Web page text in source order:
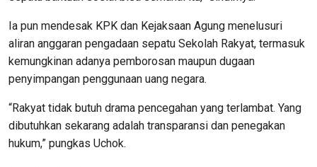
Ia pun mendesak KPK dan Kejaksaan Agung menelusuri
aliran anggaran pengadaan sepatu Sekolah Rakyat, termasuk
kemungkinan adanya pemborosan maupun dugaan
penyimpangan penggunaan uang negara.
“Rakyat tidak butuh drama pencegahan yang terlambat. Yang
dibutuhkan sekarang adalah transparansi dan penegakan
hukum,” pungkas Uchok.